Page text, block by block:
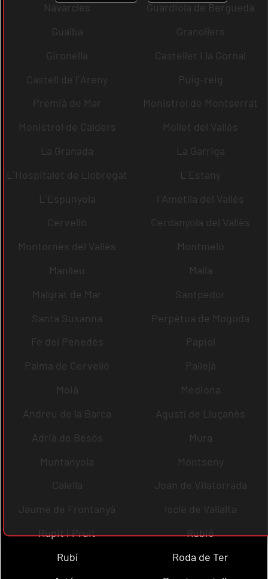
Navarcles
Guardiola de Berguedà
Gualba
Granollers
Gironella
Castellet i la Gornal
Castell de l´Areny
Puig-reig
Premià de Mar
Monistrol de Montserrat
Monistrol de Calders
Mollet del Vallès
La Granada
La Garriga
L´Hospitalet de Llobregat
L´Estany
L´Espunyola
l´Ametlla del Vallès
Cervelló
Cerdanyola del Vallès
Montornès del Vallès
Montmeló
Manlleu
Malla
Malgrat de Mar
Santpedor
Santa Susanna
Perpètua de Mogoda
Fe del Penedès
Papiol
Palma de Cervelló
Pallejà
Moià
Mediona
Andreu de la Barca
Agustí de Lluçanès
Adrià de Besòs
Mura
Muntanyola
Montseny
Calella
Joan de Vilatorrada
Jaume de Frontanyà
Iscle de Vallalta
Rupit i Pruit
Rubió
Rubí
Roda de Ter